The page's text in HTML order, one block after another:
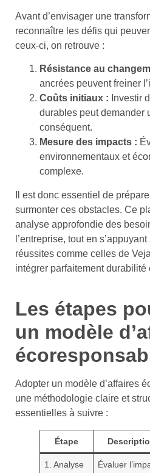
Avant d’envisager une
reconnaître les défis qui
ceux-ci, on retrouve :
Résistance au
ancrées peuvent freiner
Coûts initiaux : Investir
durables peut demander
conséquent.
Mesure des impacts :
environnementaux et
complexe.
Il est donc essentiel de
surmonter ces obstacles. Ce
analyse approfondie des
l’entreprise, tout en
réussites comme celles de
intégrer parfaitement durabilité
Les étapes
un modèle
Adopter un modèle d’affaires
une méthodologie claire et
essentielles à suivre :
Étape
1. Analyse
Évaluer